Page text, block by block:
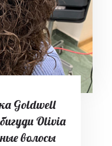
Goldwell
Olivia
волосы